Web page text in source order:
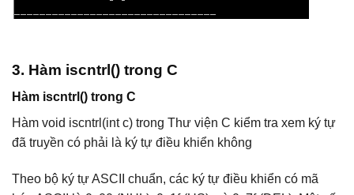
3. Hàm iscntrl() trong C
Hàm iscntrl() trong C
Hàm void iscntrl(int c) trong Thư viện C kiểm tra xem ký tự
đã truyền có phải là ký tự điều khiển không
Theo bộ ký tự ASCII chuẩn, các ký tự điều khiển có mã